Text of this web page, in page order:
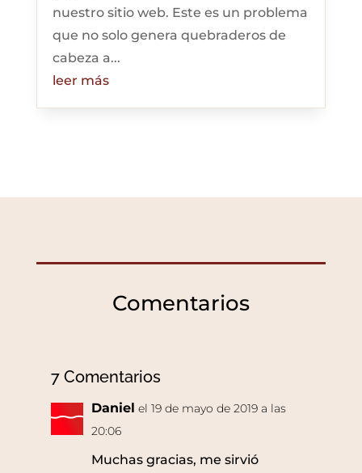
nuestro sitio web. Este es un problema
que no solo genera quebraderos de
cabeza a...
leer más
Comentarios
7 Comentarios
Daniel el 19 de mayo de 2019 a las
20:06
Muchas gracias, me sirvió